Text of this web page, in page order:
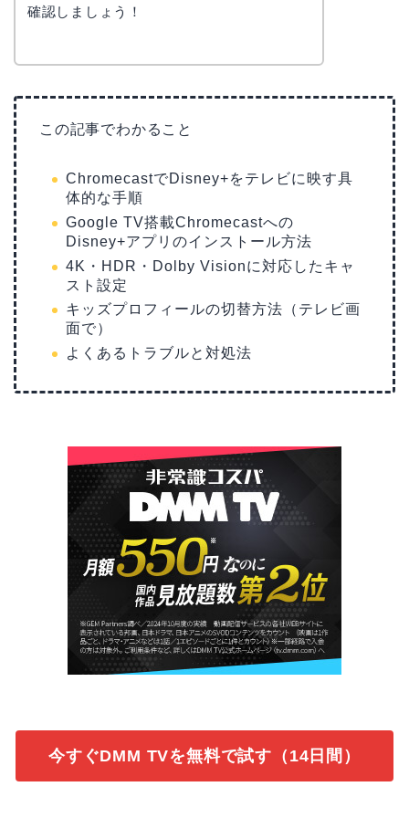
確認しましょう！
この記事でわかること
ChromecastでDisney+をテレビに映す具
体的な手順
Google TV搭載Chromecastへの
Disney+アプリのインストール方法
4K・HDR・Dolby Visionに対応したキャ
スト設定
キッズプロフィールの切替方法（テレビ画
面で）
よくあるトラブルと対処法
今すぐDMM TVを無料で試す（14日間）